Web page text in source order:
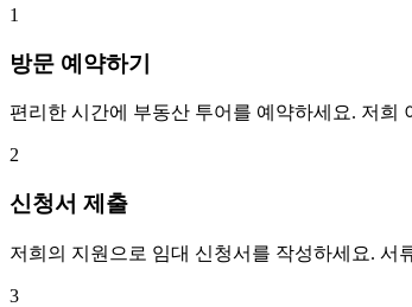
1
방문 예약하기
편리한 시간에 부동산 투어를 예약하세요. 저희
2
신청서 제출
저희의 지원으로 임대 신청서를 작성하세요. 서
3